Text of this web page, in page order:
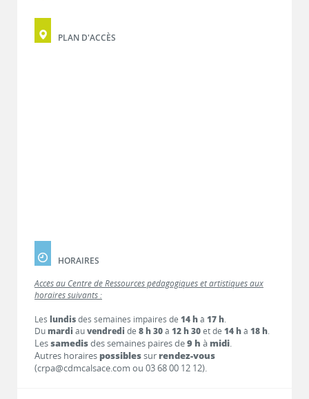
PLAN D'ACCÈS
HORAIRES
Accès au Centre de Ressources pédagogiques et artistiques aux
horaires suivants :
Les lundisdes semaines impaires de 14 hà 17 h.
Dumardi auvendredi de 8 h 30à 12 h 30et de 14 hà 18 h.
Lessamedisdes semaines paires de9 h à midi.
Autres horaires possiblessur rendez-vous
(crpa@cdmcalsace.com ou 03 68 00 12 12).